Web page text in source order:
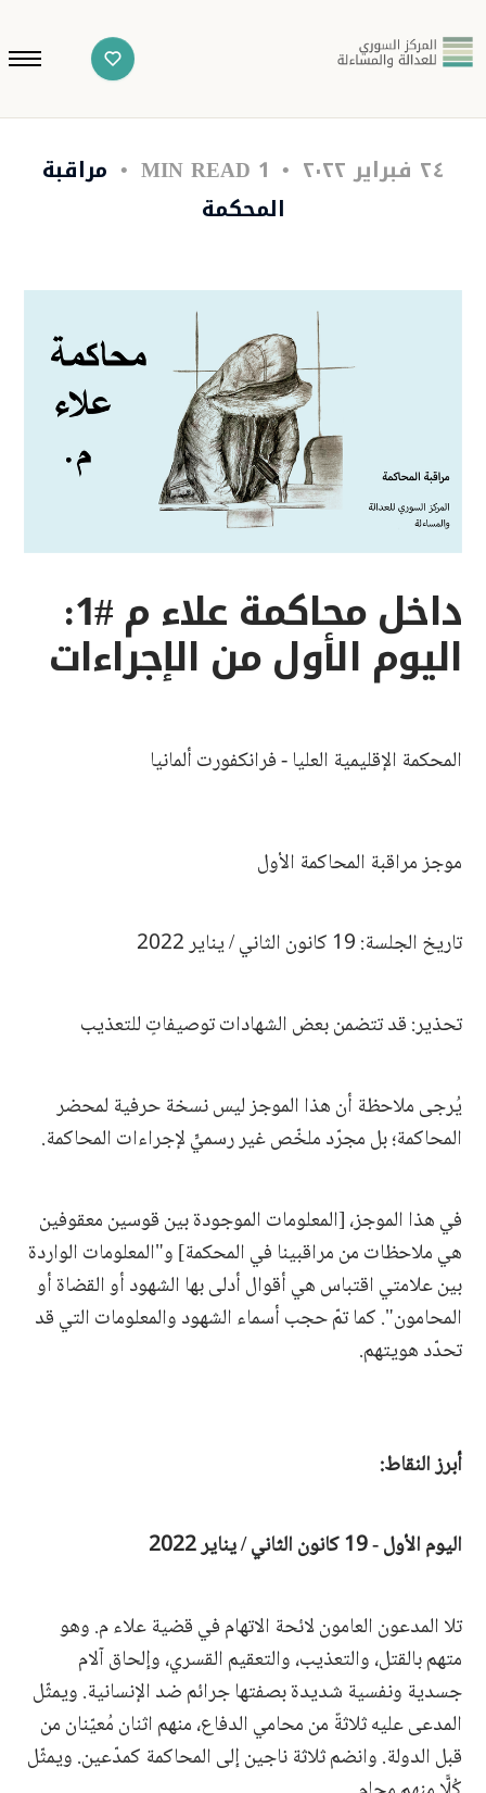
٢٤ فبراير ٢٠٢٢
مراقبة
المحكمة
داخل محاكمة علاء م #1:
اليوم الأول من الإجراءات
المحكمة الإقليمية العليا - فرانكفورت ألمانيا
موجز مراقبة المحاكمة الأول
تاريخ الجلسة: 19 كانون الثاني / يناير 2022
تحذير: قد تتضمن بعض الشهادات توصيفاتٍ للتعذيب
يُرجى ملاحظة أن هذا الموجز ليس نسخة حرفية لمحضر
المحاكمة؛ بل مجرّد ملخّص غير رسميٍّ لإجراءات المحاكمة.
في هذا الموجز، [المعلومات الموجودة بين قوسين معقوفين
هي ملاحظات من مراقبينا في المحكمة] و"المعلومات الواردة
بين علامتي اقتباس هي أقوال أدلى بها الشهود أو القضاة أو
المحامون". كما تمّ حجب أسماء الشهود والمعلومات التي قد
تحدّد هويتهم.
أبرز النقاط:
اليوم الأول - 19 كانون الثاني / يناير 2022
تلا المدعون العامون لائحة الاتهام في قضية علاء م. وهو
متهم بالقتل، والتعذيب، والتعقيم القسري، وإلحاق آلام
جسدية ونفسية شديدة بصفتها جرائم ضد الإنسانية. ويمثّل
المدعى عليه ثلاثةٌ من محامي الدفاع، منهم اثنان مُعيّنان من
قبل الدولة. وانضم ثلاثة ناجين إلى المحاكمة كمدّعين. ويمثّل